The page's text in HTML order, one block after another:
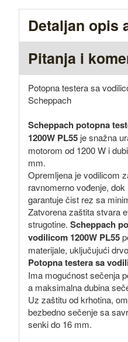
Detaljan opis
Pitanja i
Potopna testera sa
Scheppach
Scheppach potopna
1200W PL55 je snažna
motorom od 1200 W i
mm.
Opremljena je vodilicom
ravnomerno vođenje,
garantuje čist rez sa
Zatvorena zaštita stvara
strugotine. Scheppach
vodilicom 1200W PL55
materijale, uključujući
Potopna testera sa
Ima mogućnost sečenja
a maksimalna dubina
Uz zaštitu od krhotina,
bezbedno sečenje sa
senki do 16 mm.